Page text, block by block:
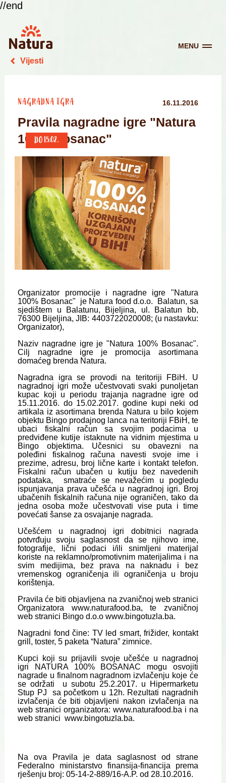
//end
MENU
Vijesti
NAGRADNA IGRA 16.11.2016
Pravila nagradne igre "Natura
100% Bosanac"
DO 15.02.
Organizator promocije i nagradne igre "Natura
100% Bosanac" je Natura food d.o.o. Balatun, sa
sjedištem u Balatunu, Bijeljina, ul. Balatun bb,
76300 Bijeljina, JIB: 4403722020008; (u nastavku:
Organizator),
Naziv nagradne igre je "Natura 100% Bosanac".
Cilj nagradne igre je promocija asortimana
domaćeg brenda Natura.
Nagradna igra se provodi na teritoriji FBiH. U
nagradnoj igri može učestvovati svaki punoljetan
kupac koji u periodu trajanja nagradne igre od
15.11.2016. do 15.02.2017. godine kupi neki od
artikala iz asortimana brenda Natura u bilo kojem
objektu Bingo prodajnog lanca na teritoriji FBiH, te
ubaci fiskalni račun sa svojim podacima u
predviđene kutije istaknute na vidnim mjestima u
Bingo objektima. Učesnici su obavezni na
poleđini fiskalnog računa navesti svoje ime i
prezime, adresu, broj lične karte i kontakt telefon.
Fiskalni račun ubačen u kutiju bez navedenih
podataka, smatraće se nevažećim u pogledu
ispunjavanja prava učešća u nagradnoj igri. Broj
ubačenih fiskalnih računa nije ograničen, tako da
jedna osoba može učestvovati vise puta i time
povećati šanse za osvajanje nagrada.
Učešćem u nagradnoj igri dobitnici nagrada
potvrđuju svoju saglasnost da se njihovo ime,
fotografije, lični podaci i/ili snimljeni materijal
koriste na reklamno/promotivnim materijalima i na
svim medijima, bez prava na naknadu i bez
vremenskog ograničenja ili ograničenja u broju
korištenja.
Pravila će biti objavljena na zvaničnoj web stranici
Organizatora www.naturafood.ba, te zvaničnoj
web stranici Bingo d.o.o www.bingotuzla.ba.
Nagradni fond čine: TV led smart, frižider, kontakt
grill, toster, 5 paketa “Natura” zimnice.
Kupci koji su prijavili svoje učešće u nagradnoj
igri NATURA 100% BOSANAC mogu osvojiti
nagrade u finalnom nagradnom izvlačenju koje će
se održati u subotu 25.2.2017. u Hipermarketu
Stup PJ sa početkom u 12h. Rezultati nagradnih
izvlačenja će biti objavljeni nakon izvlačenja na
web stranici organizatora: www.naturafood.ba i na
web stranici www.bingotuzla.ba.
Na ova Pravila je data saglasnost od strane
Federalno ministarstvo finansija-financija prema
rješenju broj: 05-14-2-889/16-A.P. od 28.10.2016.